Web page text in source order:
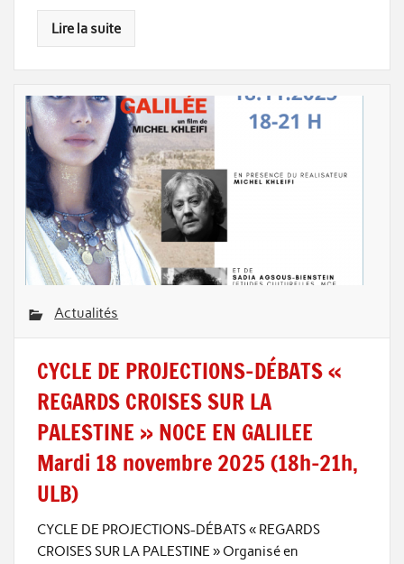
Lire la suite
Actualités
CYCLE DE PROJECTIONS-DÉBATS «
REGARDS CROISES SUR LA
PALESTINE » NOCE EN GALILEE
Mardi 18 novembre 2025 (18h-21h,
ULB)
CYCLE DE PROJECTIONS-DÉBATS « REGARDS
CROISES SUR LA PALESTINE » Organisé en